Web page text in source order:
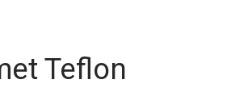
Teflon